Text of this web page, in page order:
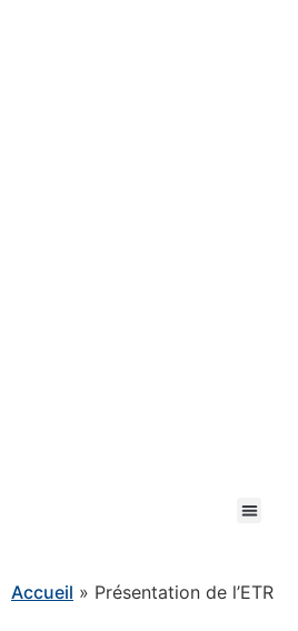
Accueil » Présentation de l’ETR